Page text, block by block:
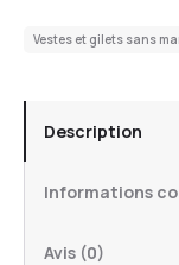
Vestes et gilets sans
Description
Informations
Avis (0)